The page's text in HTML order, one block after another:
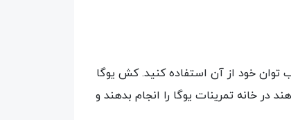
حسب توان خود از آن استفاده کنید. کش یوگا
خانه تمرینات یوگا را انجام بدهند و